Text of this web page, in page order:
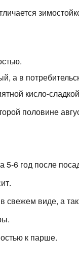
а в
кисло-
половине
5-6 год после
виде, а
к парше.